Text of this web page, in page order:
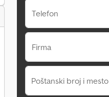
Telefon
Firma
Poštanski broj i mesto